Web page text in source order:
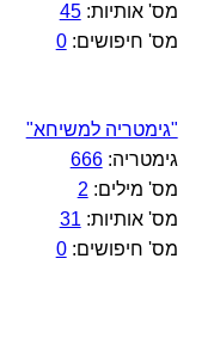
מס' אותיות:45
מס' חיפושים:0
"גימטריה למשיחא"
גימטריה:666
מס' מילים: 2
מס' אותיות: 31
מס' חיפושים:0